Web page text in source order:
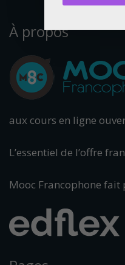
À propos
aux cours en ligne
L’essentiel de l’offre
Mooc Francophone fait